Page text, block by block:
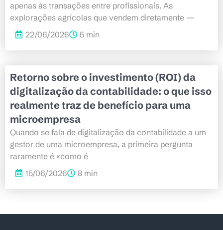
apenas às transações entre profissionais. As
explorações agrícolas que vendem diretamente —
22/06/2026
5 min
Retorno sobre o investimento (ROI) da
digitalização da contabilidade: o que isso
realmente traz de benefício para uma
microempresa
Quando se fala de digitalização da contabilidade a um
gestor de uma microempresa, a primeira pergunta
raramente é «como é
15/06/2026
8 min